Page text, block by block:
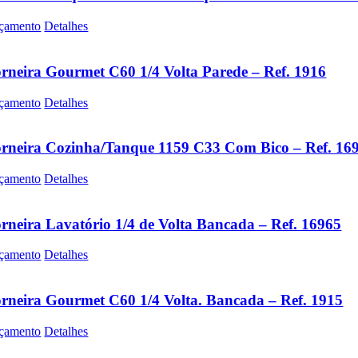
Detalhes
Gourmet C60 1/4 Volta Parede – Ref. 1916
Detalhes
Cozinha/Tanque 1159 C33 Com Bico – Ref.
Detalhes
Lavatório 1/4 de Volta Bancada – Ref. 16965
Detalhes
Gourmet C60 1/4 Volta. Bancada – Ref. 1915
Detalhes